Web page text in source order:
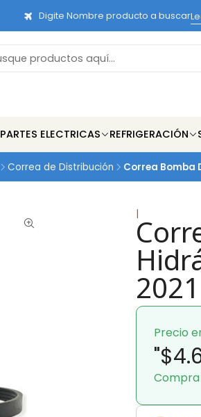
PARTES ELECTRICAS REFRIGERACIÓN
Digite Nombre producto a buscar
Correa de Distribución Correa Bomba
|
2021
Precio
Compra